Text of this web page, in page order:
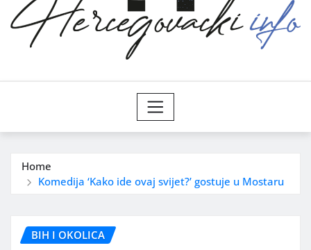
Home
Komedija ‘Kako ide ovaj svijet?’ gostuje u Mostaru
BIH I OKOLICA